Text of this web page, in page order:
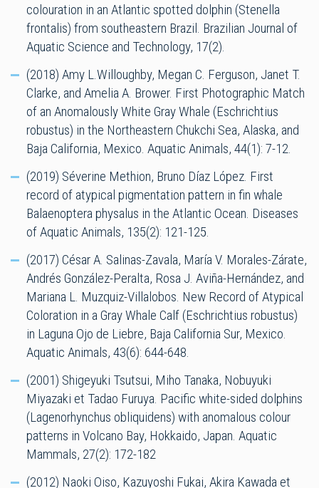
colouration in an Atlantic spotted dolphin (Stenella
frontalis) from southeastern Brazil. Brazilian Journal of
Aquatic Science and Technology, 17(2).
(2018) Amy L.Willoughby, Megan C. Ferguson, Janet T.
Clarke, and Amelia A. Brower. First Photographic Match
of an Anomalously White Gray Whale (Eschrichtius
robustus) in the Northeastern Chukchi Sea, Alaska, and
Baja California, Mexico. Aquatic Animals, 44(1): 7-12.
(2019) Séverine Methion, Bruno Díaz López. First
record of atypical pigmentation pattern in fin whale
Balaenoptera physalus in the Atlantic Ocean. Diseases
of Aquatic Animals, 135(2): 121-125.
(2017) César A. Salinas-Zavala, María V. Morales-Zárate,
Andrés González-Peralta, Rosa J. Aviña-Hernández, and
Mariana L. Muzquiz-Villalobos. New Record of Atypical
Coloration in a Gray Whale Calf (Eschrichtius robustus)
in Laguna Ojo de Liebre, Baja California Sur, Mexico.
Aquatic Animals, 43(6): 644-648.
(2001) Shigeyuki Tsutsui, Miho Tanaka, Nobuyuki
Miyazaki et Tadao Furuya. Pacific white-sided dolphins
(Lagenorhynchus obliquidens) with anomalous colour
patterns in Volcano Bay, Hokkaido, Japan. Aquatic
Mammals, 27(2): 172-182
(2012) Naoki Oiso, Kazuyoshi Fukai, Akira Kawada et